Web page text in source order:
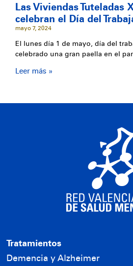
Las Viviendas Tuteladas
celebran el Día del
mayo 7, 2024
El lunes día 1 de mayo, día del
celebrado una gran paella en el
Leer más »
Tratamientos
Demencia y Alzheimer